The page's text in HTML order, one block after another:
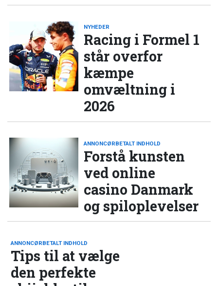
NYHEDER
Racing i Formel 1
står overfor
kæmpe
omvæltning i
2026
ANNONCØRBETALT INDHOLD
Forstå kunsten
ved online
casino Danmark
og spiloplevelser
ANNONCØRBETALT INDHOLD
Tips til at vælge
den perfekte